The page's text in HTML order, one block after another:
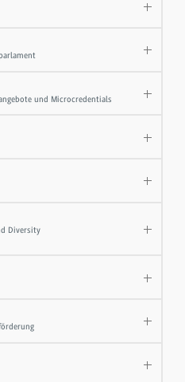
und Microcredentials
Diversity